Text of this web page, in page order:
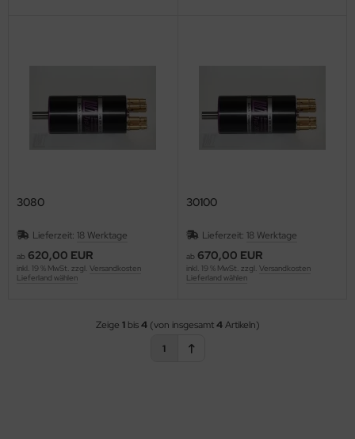
3080
Lieferzeit: 18 Werktage
ab 620,00 EUR
inkl. 19 % MwSt. zzgl. Versandkosten
Lieferland wählen
30100
Lieferzeit: 18 Werktage
ab 670,00 EUR
inkl. 19 % MwSt. zzgl. Versandkosten
Lieferland wählen
Zeige 1bis4(von insgesamt4Artikeln)
1